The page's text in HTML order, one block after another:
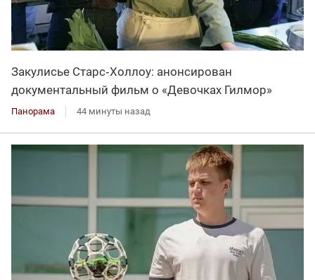
Закулисье Старс‑Холлоу: анонсирован
документальный фильм о «Девочках Гилмор»
Панорама 44 минуты назад